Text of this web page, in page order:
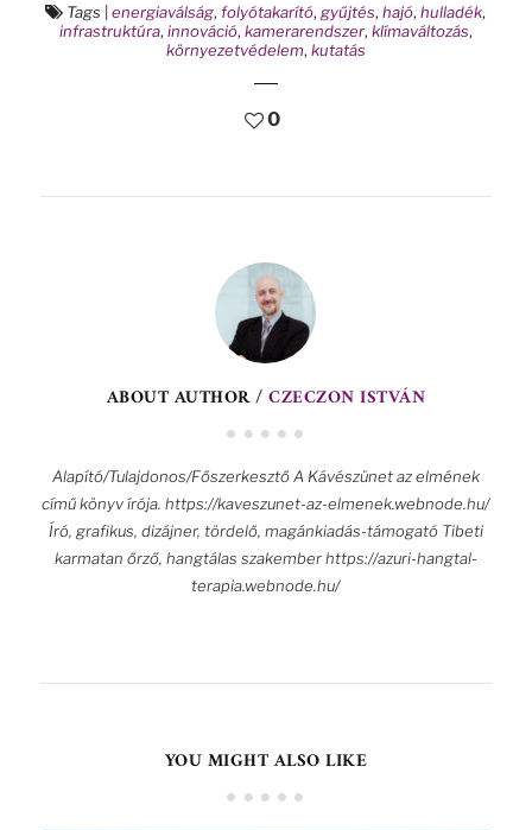
Tags |energiaválság,folyótakarító,gyűjtés,hajó,hulladék,
infrastruktúra, innováció, kamerarendszer, klímaváltozás,
környezetvédelem, kutatás
0
ABOUT AUTHOR /CZECZON ISTVÁN
Alapító/Tulajdonos/Főszerkesztő A Kávészünet az elmének
című könyv írója. https://kaveszunet-az-elmenek.webnode.hu/
Író, grafikus, dizájner, tördelő, magánkiadás-támogató Tibeti
karmatan őrző, hangtálas szakember https://azuri-hangtal-
terapia.webnode.hu/
YOU MIGHT ALSO LIKE